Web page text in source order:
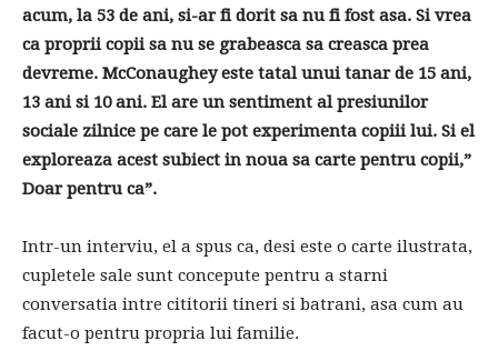
acum, la 53 de ani, si-ar fi dorit sa nu fi fost asa. Si vrea
ca proprii copii sa nu se grabeasca sa creasca prea
devreme. McConaughey este tatal unui tanar de 15 ani,
13 ani si 10 ani. El are un sentiment al presiunilor
sociale zilnice pe care le pot experimenta copiii lui. Si el
exploreaza acest subiect in noua sa carte pentru copii,”
Doar pentru ca”.
Intr-un interviu, el a spus ca, desi este o carte ilustrata,
cupletele sale sunt concepute pentru a starni
conversatia intre cititorii tineri si batrani, asa cum au
facut-o pentru propria lui familie.